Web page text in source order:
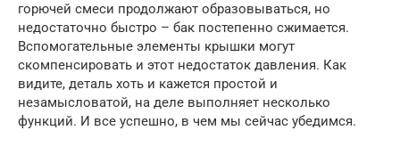
горючей смеси продолжают образовываться, но
недостаточно быстро – бак постепенно сжимается.
Вспомогательные элементы крышки могут
скомпенсировать и этот недостаток давления. Как
видите, деталь хоть и кажется простой и
незамысловатой, на деле выполняет несколько
функций. И все успешно, в чем мы сейчас убедимся.